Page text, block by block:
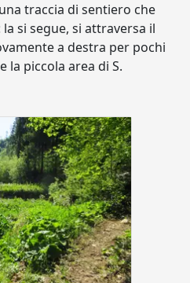
traccia di sentiero che
si segue, si attraversa il
a destra per pochi
la piccola area di S.